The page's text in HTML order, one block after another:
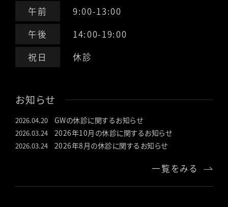
午前
9:00-13:00
午後
14:00-19:00
祝日
休診
お知らせ
2026.04.20 GWの休診に関するお知らせ
2026.03.24 2026年10月の休診に関するお知らせ
2026.03.24 2026年8月の休診に関するお知らせ
一覧をみる